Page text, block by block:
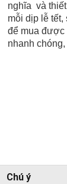
nghĩa và
mỗi dịp lễ tết,
để mua được
nhanh
Chú ý